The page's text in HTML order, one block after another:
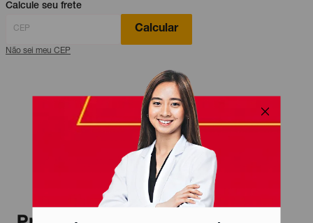
Calcule seu frete
Calcular
Não sei meu CEP